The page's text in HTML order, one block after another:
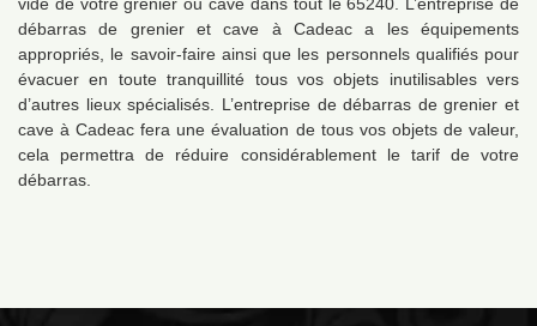
débarras de grenier et cave à Cadeac a les équipements
appropriés, le savoir-faire ainsi que les personnels qualifiés pour
évacuer en toute tranquillité tous vos objets inutilisables vers
d’autres lieux spécialisés. L’entreprise de débarras de grenier et
cave à Cadeac fera une évaluation de tous vos objets de valeur,
cela permettra de réduire considérablement le tarif de votre
débarras.